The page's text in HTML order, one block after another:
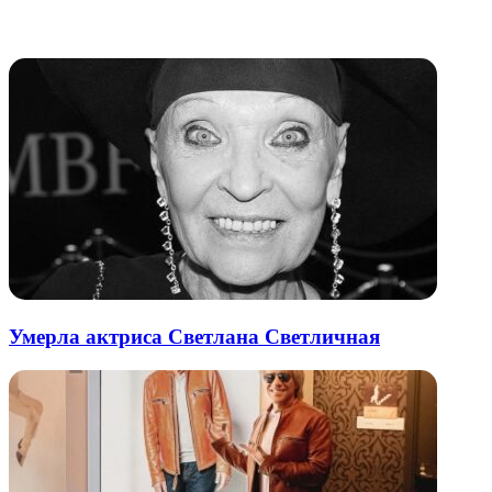
Умерла актриса Светлана Светличная